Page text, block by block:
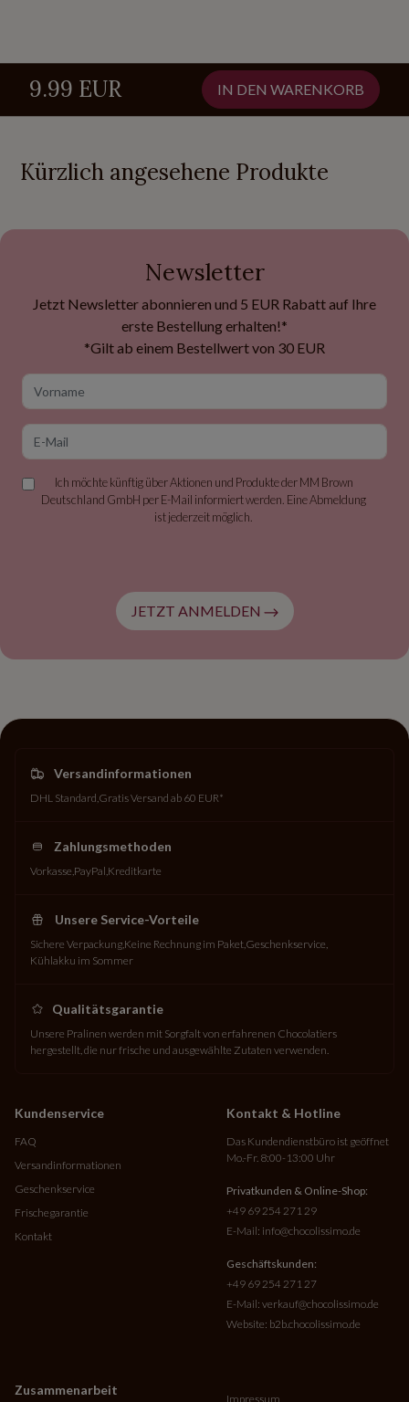
9.99 EUR IN DEN WARENKORB
Kürzlich angesehene Produkte
Newsletter
Jetzt Newsletter abonnieren und 5 EUR Rabatt auf Ihre
erste Bestellung erhalten!*
*Gilt ab einem Bestellwert von 30 EUR
Ich möchte künftig über Aktionen und Produkte der MM Brown
Deutschland GmbH per E-Mail informiert werden. Eine Abmeldung
ist jederzeit möglich.
JETZT ANMELDEN
Versandinformationen
DHL Standard Gratis Versand ab 60 EUR*
Zahlungsmethoden
Vorkasse PayPal Kreditkarte
Unsere Service-Vorteile
Sichere Verpackung Keine Rechnung im Paket Geschenkservice
Kühlakku im Sommer
Qualitätsgarantie
Unsere Pralinen werden mit Sorgfalt von erfahrenen Chocolatiers
hergestellt, die nur frische und ausgewählte Zutaten verwenden.
Kundenservice
FAQ
Versandinformationen
Geschenkservice
Frischegarantie
Kontakt
Zusammenarbeit
Kontakt & Hotline
Das Kundendienstbüro ist geöffnet
Mo.-Fr. 8:00-13:00 Uhr
Privatkunden & Online-Shop:
+49 69 254 271 29
E-Mail: info@chocolissimo.de
Geschäftskunden:
+49 69 254 271 27
E-Mail: verkauf@chocolissimo.de
Website: b2b.chocolissimo.de
Impressum